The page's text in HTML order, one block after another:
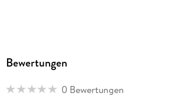
Bewertungen
0 Bewertungen